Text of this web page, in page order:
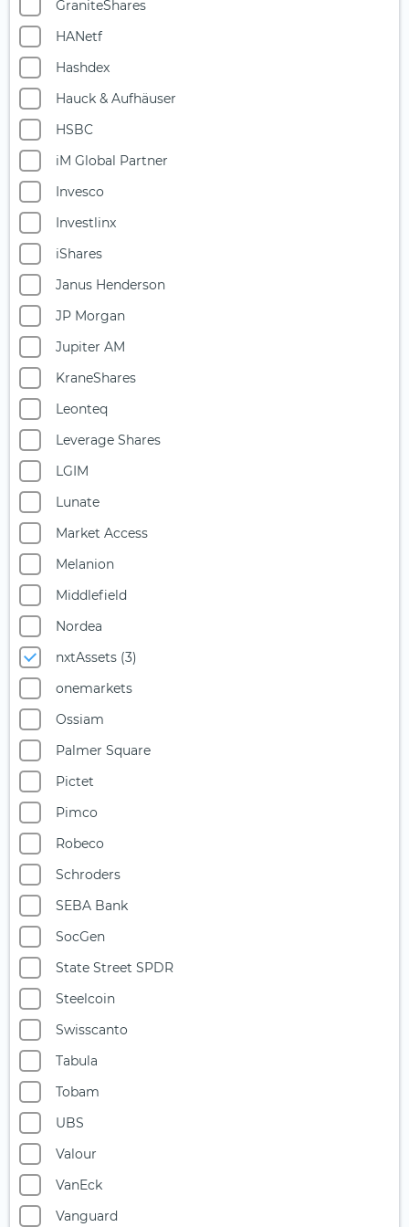
GraniteShares
HANetf
Hashdex
Hauck & Aufhäuser
HSBC
iM Global Partner
Invesco
Investlinx
iShares
Janus Henderson
JP Morgan
Jupiter AM
KraneShares
Leonteq
Leverage Shares
LGIM
Lunate
Market Access
Melanion
Middlefield
Nordea
nxtAssets (3)
onemarkets
Ossiam
Palmer Square
Pictet
Pimco
Robeco
Schroders
SEBA Bank
SocGen
State Street SPDR
Steelcoin
Swisscanto
Tabula
Tobam
UBS
Valour
VanEck
Vanguard